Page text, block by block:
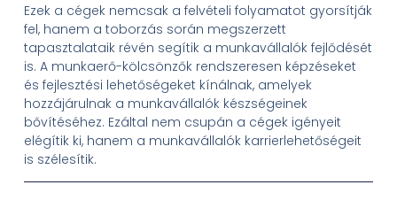
Ezek a cégek nemcsak a felvételi folyamatot gyorsítják
fel, hanem a toborzás során megszerzett
tapasztalataik révén segítik a munkavállalók fejlődését
is. A munkaerő-kölcsönzők rendszeresen képzéseket
és fejlesztési lehetőségeket kínálnak, amelyek
hozzájárulnak a munkavállalók készségeinek
bővítéséhez. Ezáltal nem csupán a cégek igényeit
elégítik ki, hanem a munkavállalók karrierlehetőségeit
is szélesítik.